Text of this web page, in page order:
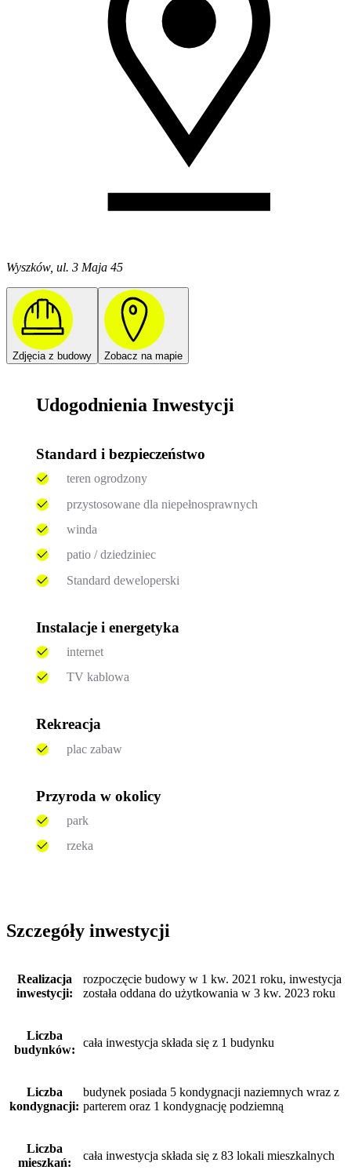
Wyszków, ul. 3 Maja 45
Zdjęcia z budowy Zobacz na mapie
Udogodnienia Inwestycji
Standard i bezpieczeństwo
teren ogrodzony
przystosowane dla niepełnosprawnych
winda
patio / dziedziniec
Standard deweloperski
Instalacje i energetyka
internet
TV kablowa
Rekreacja
plac zabaw
Przyroda w okolicy
park
rzeka
Szczegóły inwestycji
Realizacja
inwestycji:
rozpoczęcie budowy w 1 kw. 2021 roku, inwestycja
została oddana do użytkowania w 3 kw. 2023 roku
Liczba
budynków:
cała inwestycja składa się z 1 budynku
Liczba
kondygnacji:
budynek posiada 5 kondygnacji naziemnych wraz z
parterem oraz 1 kondygnację podziemną
Liczba
mieszkań:
cała inwestycja składa się z 83 lokali mieszkalnych